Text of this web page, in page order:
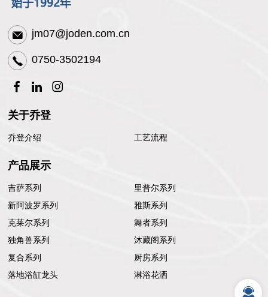
jm07@joden.com.cn
0750-3502194
关于乔登
乔登介绍 工艺流程
产品展示
吉萨系列
里普尔系列
新阿波罗系列
雅斯系列
克莱尔系列
舞者系列
独角兽系列
沐藏阁系列
复合系列
厨房系列
落地浴缸龙头
淋浴花洒